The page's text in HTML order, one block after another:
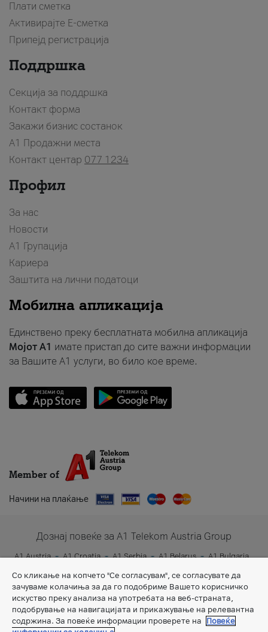
Плати сметка
Активирајте Е-сметка
Припејд регистрација
Поддршка
Секција за поддршка
Контакт форма
Закажи бизнис состанок
A1 Продажни места
Контакт центар 077 1234
Профил
За нас
Новости
А1 Групација
Кариера
Заштита на лични податоци
Мобилна апликација
Единствено преку бесплатната мобилна апликација
Мојот A1 имате пристап до сите важни информации
за Вашите A1 услуги, во било кое време.
Member of
Начини на плаќање
Дознај повеќе за A1 Telekom Austria Group
A1 Austria A1 Croatia A1 Serbia A1 Belarus
A1 Bulgaria
Со кликање на копчето "Се согласувам", се согласувате да
зачуваме колачиња за да го подобриме Вашето корисничко
искуство преку анализа на употребата на веб-страната,
подобрување на навигацијата и прикажување на релевантна
содржина. За повеќе информации проверете на
Повеќе